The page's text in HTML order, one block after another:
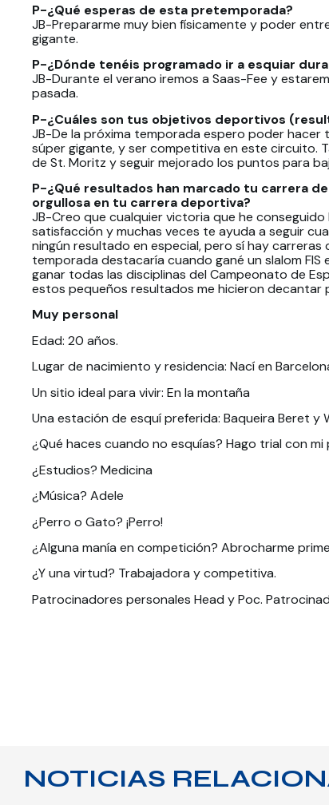
P-¿Qué esperas de esta pretemporada?
JB-Prepararme muy bien físicamente y poder
gigante.
P-¿Dónde tenéis programado ir a esquiar
JB-Durante el verano iremos a Saas-Fee y
pasada.
P-¿Cuáles son tus objetivos deportivos
JB-De la próxima temporada espero poder
súper gigante, y ser competitiva en este circuito.
de St. Moritz y seguir mejorado los puntos para
P-¿Qué resultados han marcado tu carrera
orgullosa en tu carrera deportiva?
JB-Creo que cualquier victoria que he
satisfacción y muchas veces te ayuda a seguir
ningún resultado en especial, pero sí hay
temporada destacaría cuando gané un slalom FIS
ganar todas las disciplinas del Campeonato de
estos pequeños resultados me hicieron decantar
Muy personal
Edad: 20 años.
Lugar de nacimiento y residencia: Nací en
Un sitio ideal para vivir: En la montaña
Una estación de esquí preferida: Baqueira Beret y
¿Qué haces cuando no esquías? Hago trial con mi
¿Estudios? Medicina
¿Música? Adele
¿Perro o Gato? ¡Perro!
¿Alguna manía en competición? Abrocharme
¿Y una virtud? Trabajadora y competitiva.
Patrocinadores personales Head y Poc.
NOTICIAS